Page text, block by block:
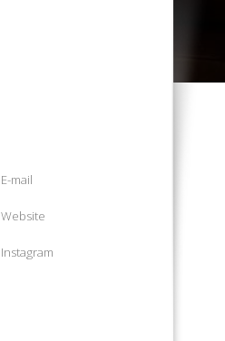
E-mail
Website
Instagram